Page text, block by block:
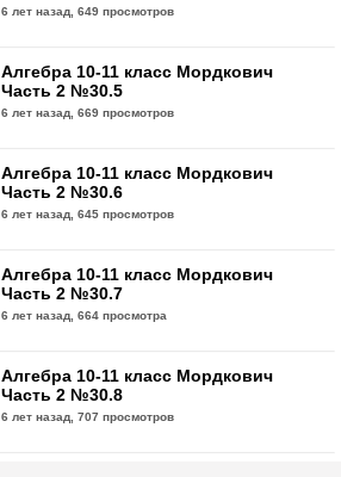
6 лет назад,649 просмотров
Алгебра 10-11 класс Мордкович
Часть 2 №30.5
6 лет назад,669 просмотров
Алгебра 10-11 класс Мордкович
Часть 2 №30.6
6 лет назад,645 просмотров
Алгебра 10-11 класс Мордкович
Часть 2 №30.7
6 лет назад,664 просмотра
Алгебра 10-11 класс Мордкович
Часть 2 №30.8
6 лет назад,707 просмотров